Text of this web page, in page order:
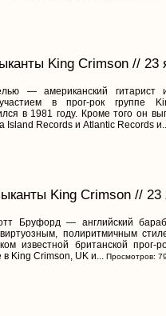
King Crimson // 23
— американский гитарист
в прог-рок группе
в 1981 году. Кроме того он
Island Records и Atlantic Records
King Crimson // 23
Бруфорд — английский
полиритмичным
известной британской прог-
в King Crimson, UK и... Просмотров: